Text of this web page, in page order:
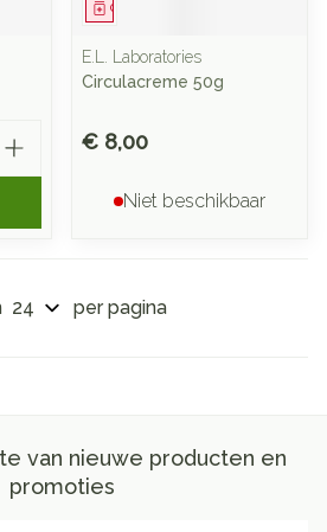
Geneesmiddel
E.L. Laboratories
Circulacreme 50g
€ 8,00
Niet beschikbaar
per pagina
van nieuwe producten en
promoties